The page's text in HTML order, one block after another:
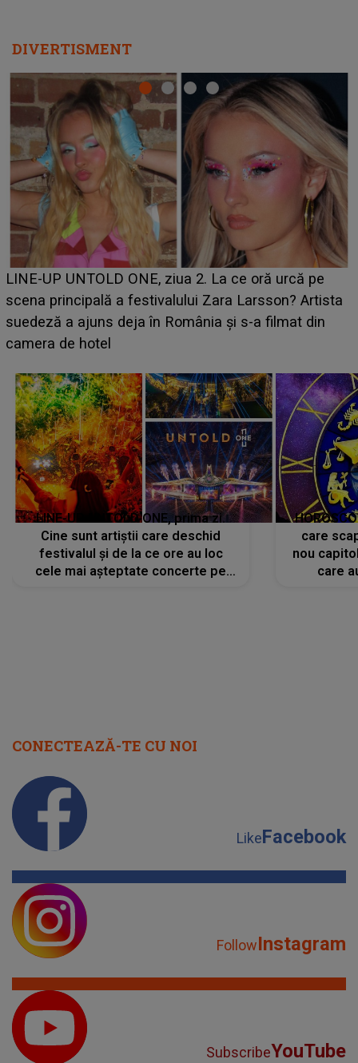
DIVERTISMENT
Ce a dezvăluit noua concurentă din "Casa Iubirii" l-a
luat prin surprindere pe Emanuel. CINE ESTE
BĂIATUL VIZAT de Alexandra?! Aflându-se în fața
faptului împlinit, A RECUNOSCUT IMEDIAT: "Am
LINE-UP UNTOLD ONE, prima zi.
Cine sunt artiștii care deschid
festivalul și de la ce ore au loc
cele mai așteptate concerte pe
care
nou
care
CONECTEAZĂ-TE CU NOI
LikeFacebook
FollowInstagram
SubscribeYouTube